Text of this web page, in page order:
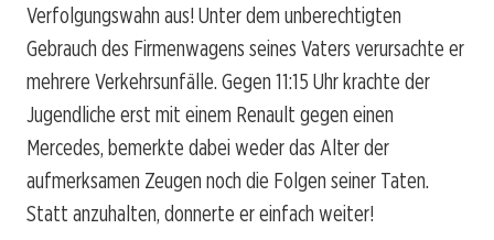
Verfolgungswahn aus! Unter dem unberechtigten
Gebrauch des Firmenwagens seines Vaters verursachte er
mehrere Verkehrsunfälle. Gegen 11:15 Uhr krachte der
Jugendliche erst mit einem Renault gegen einen
Mercedes, bemerkte dabei weder das Alter der
aufmerksamen Zeugen noch die Folgen seiner Taten.
Statt anzuhalten, donnerte er einfach weiter!